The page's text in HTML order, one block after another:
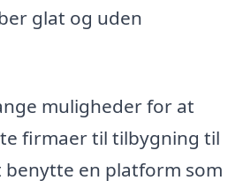
glat og uden
muligheder for at
firmaer til tilbygning til
benytte en platform som